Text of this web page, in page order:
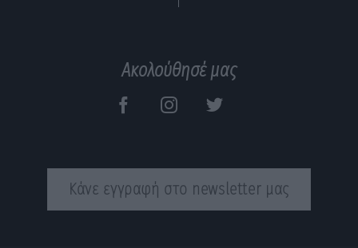
Ακολούθησέ μας
Κάνε εγγραφή στο newsletter μας